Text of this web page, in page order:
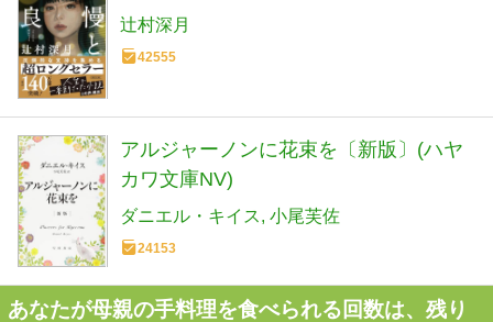
辻村深月
42555
アルジャーノンに花束を〔新版〕(ハヤ
カワ文庫NV)
ダニエル・キイス 小尾芙佐
24153
あなたが母親の手料理を食べられる回数は、残り